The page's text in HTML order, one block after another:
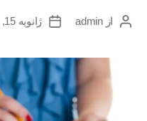
نویسنده
ازadmin
تاریخژانویه 15, 2024